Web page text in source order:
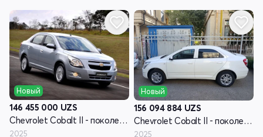
Новый
146 455 000 UZS
Chevrolet Cobalt II - поколение рестайлинг
2025
Новый
156 094 884 UZS
Chevrolet Cobalt II - поколение рестайлинг
2025